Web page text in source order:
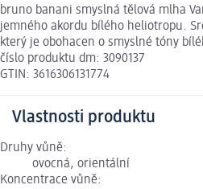
bruno banani smyslná tělová mlha
jemného akordu bílého heliotropu.
který je obohacen o smyslné tóny
číslo produktu dm: 3090137
GTIN: 3616306131774
Vlastnosti produktu
Druhy vůně:
ovocná, orientální
Koncentrace vůně: